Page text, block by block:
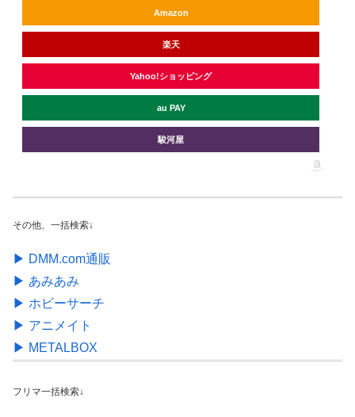
Amazon
楽天
Yahoo!ショッピング
au PAY
駿河屋
その他、一括検索↓
▶︎ DMM.com通販
▶︎ あみあみ
▶︎ ホビーサーチ
▶︎ アニメイト
▶︎ METALBOX
フリマ一括検索↓